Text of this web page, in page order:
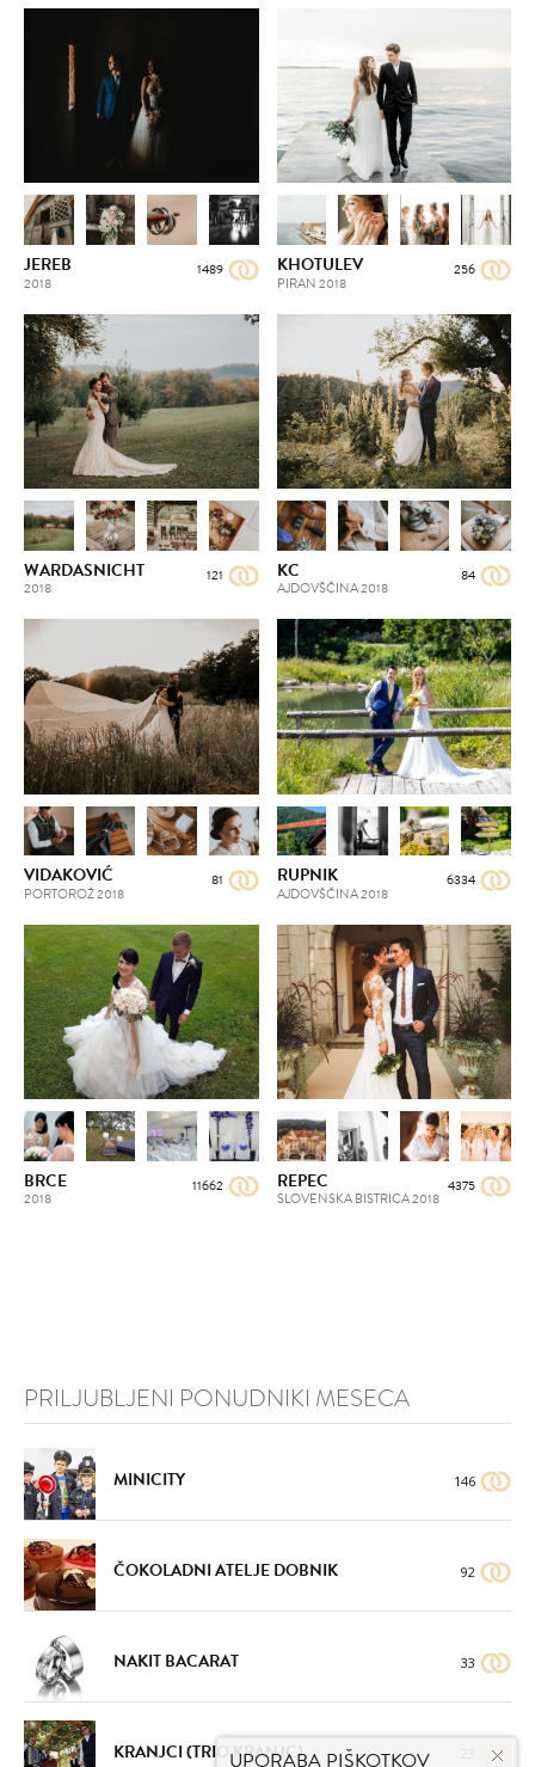
1489
JEREB
2018
256
KHOTULEV
PIRAN2018
121
WARDASNICHT
2018
84
KC
AJDOVŠČINA2018
81
VIDAKOVIĆ
PORTOROŽ2018
6334
RUPNIK
AJDOVŠČINA2018
11662
BRCE
2018
4375
REPEC
SLOVENSKA BISTRICA2018
PRILJUBLJENI PONUDNIKI MESECA
MINICITY 146
ČOKOLADNI ATELJE DOBNIK 92
NAKIT BACARAT 33
KRANJCI (TRIO KRANJC)